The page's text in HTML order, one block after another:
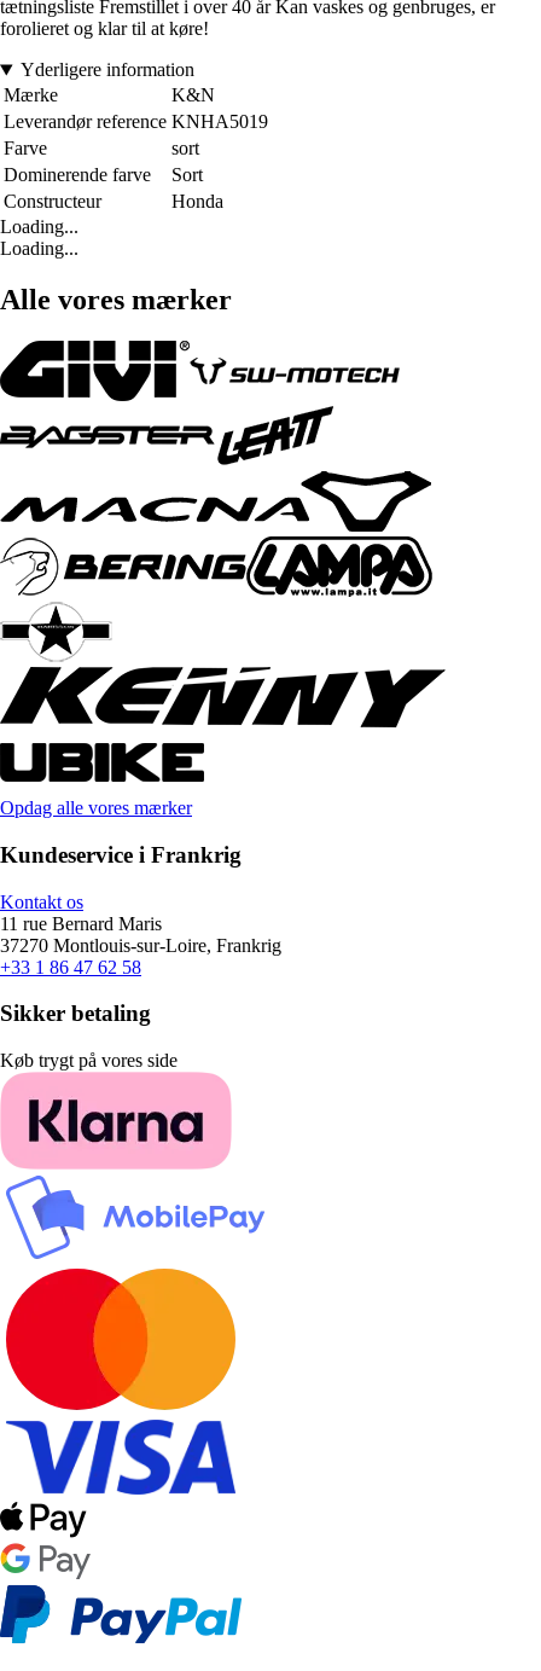
tætningsliste Fremstillet i over 40 år Kan vaskes og genbruges, er
forolieret og klar til at køre!
Yderligere information
Mærke
K&N
Leverandør reference KNHA5019
Farve
sort
Dominerende farve
Sort
Constructeur
Honda
Loading...
Loading...
Alle vores mærker
Opdag alle vores mærker
Kundeservice i Frankrig
Kontakt os
11 rue Bernard Maris
37270 Montlouis-sur-Loire, Frankrig
+33 1 86 47 62 58
Sikker betaling
Køb trygt på vores side